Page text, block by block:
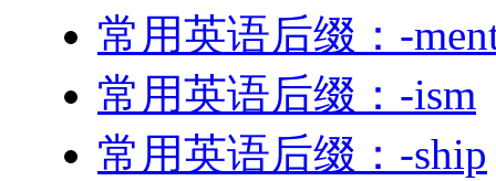
常用英语后缀：-
常用英语后缀：-ism
常用英语后缀：-ship